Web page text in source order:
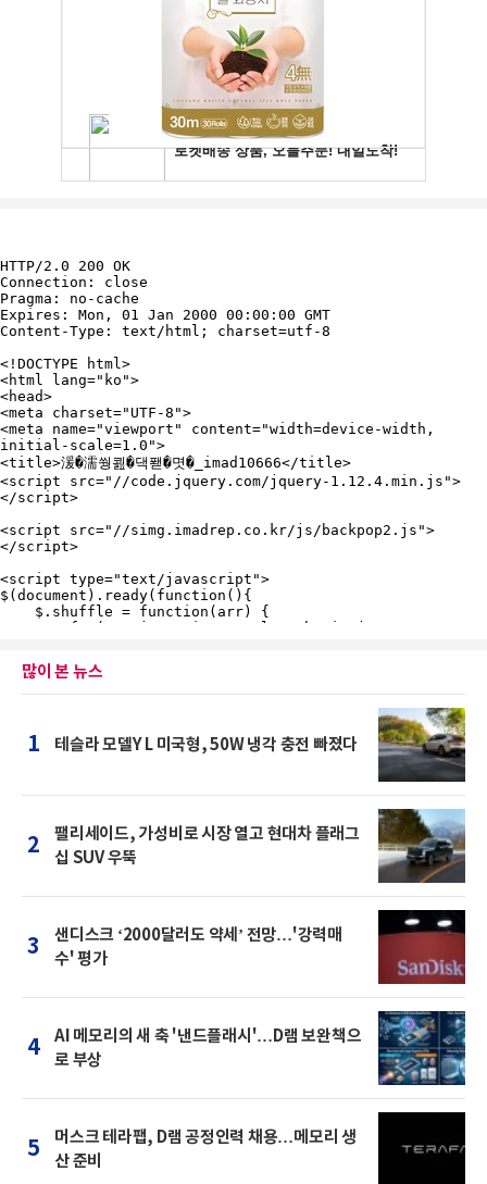
많이 본 뉴스
1 테슬라 모델Y L 미국형, 50W 냉각 충전 빠졌다
2
팰리세이드, 가성비로 시장 열고 현대차 플래그
십 SUV 우뚝
3
샌디스크 ‘2000달러도 약세’ 전망…'강력매
수' 평가
4
AI 메모리의 새 축 '낸드플래시'…D램 보완책으
로 부상
5
머스크 테라팹, D램 공정인력 채용…메모리 생
산 준비